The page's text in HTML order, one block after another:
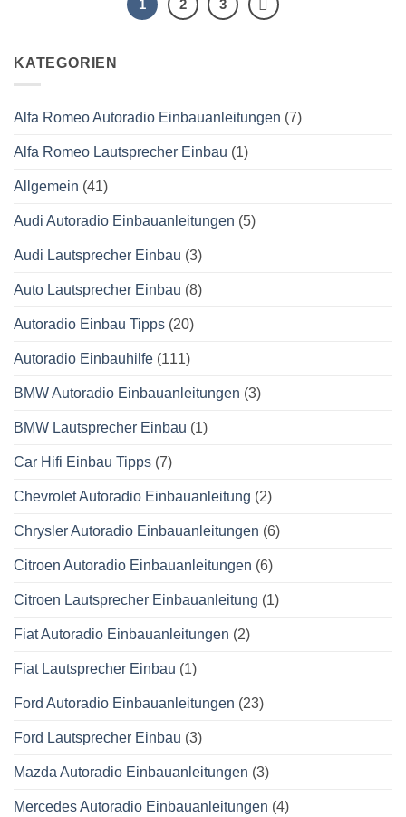
1 2 3
KATEGORIEN
Alfa Romeo Autoradio Einbauanleitungen (7)
Alfa Romeo Lautsprecher Einbau (1)
Allgemein (41)
Audi Autoradio Einbauanleitungen (5)
Audi Lautsprecher Einbau (3)
Auto Lautsprecher Einbau (8)
Autoradio Einbau Tipps (20)
Autoradio Einbauhilfe (111)
BMW Autoradio Einbauanleitungen (3)
BMW Lautsprecher Einbau (1)
Car Hifi Einbau Tipps (7)
Chevrolet Autoradio Einbauanleitung (2)
Chrysler Autoradio Einbauanleitungen (6)
Citroen Autoradio Einbauanleitungen (6)
Citroen Lautsprecher Einbauanleitung (1)
Fiat Autoradio Einbauanleitungen (2)
Fiat Lautsprecher Einbau (1)
Ford Autoradio Einbauanleitungen (23)
Ford Lautsprecher Einbau (3)
Mazda Autoradio Einbauanleitungen (3)
Mercedes Autoradio Einbauanleitungen (4)